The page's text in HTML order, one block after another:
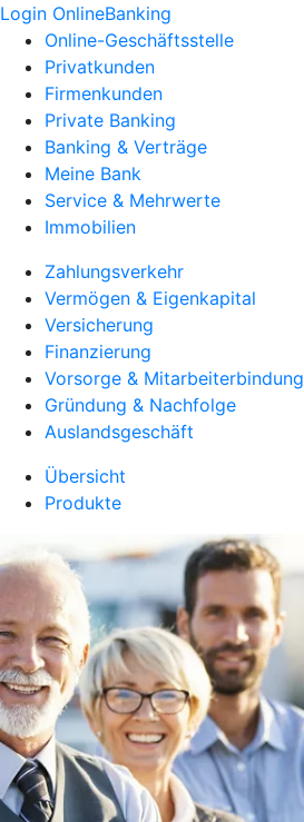
Login OnlineBanking
Online-Geschäftsstelle
Privatkunden
Firmenkunden
Private Banking
Banking & Verträge
Meine Bank
Service & Mehrwerte
Immobilien
Zahlungsverkehr
Vermögen & Eigenkapital
Versicherung
Finanzierung
Vorsorge & Mitarbeiterbindung
Gründung & Nachfolge
Auslandsgeschäft
Übersicht
Produkte